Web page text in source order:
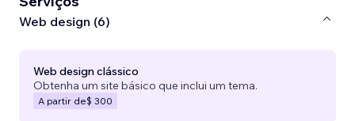
Web design (6)
Web design clássico
Obtenha um site básico que inclui um tema.
A partir de$ 300